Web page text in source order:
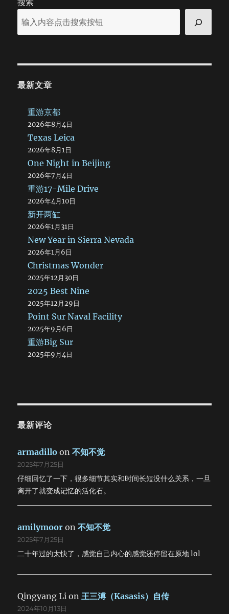
搜索
最新文章
重游京都
2026年8月4日
Texas Leica
2026年8月1日
One Night in Beijing
2026年7月4日
重游17-Mile Drive
2026年4月10日
新开两缸
2026年1月31日
New Year in Sierra Nevada
2026年1月6日
Christmas Wonder
2025年12月30日
2025 Best Nine
2025年12月29日
Point Sur Naval Facility
2025年9月6日
重游Big Sur
2025年9月4日
最新评论
armadillo on不知不觉
2025年7月25日
仔细回忆了一下，很多细节其实和时间长短没什么关系，一旦
离开了就变成记忆的活化石。
amilymoor on不知不觉
2025年7月25日
二十年过的太快了，感觉自己内心的感觉还停留在原地 lol
Qingyang Li on王三溥（Kasasis）自传
2024年10月13日